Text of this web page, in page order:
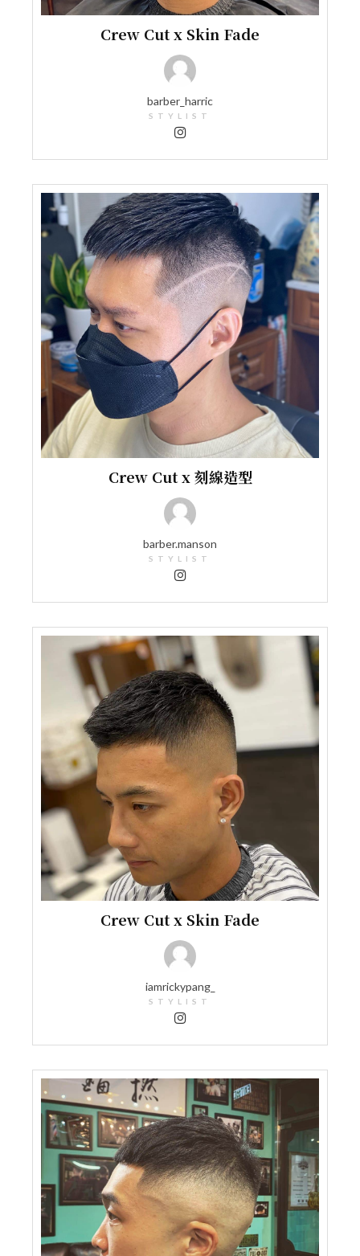
Crew Cut x Skin Fade
barber_harric
STYLIST
Crew Cut x 刻線造型
barber.manson
STYLIST
Crew Cut x Skin Fade
iamrickypang_
STYLIST